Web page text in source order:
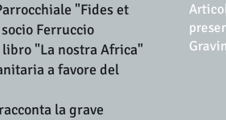
"Fides et
Ferruccio
"La nostra Africa"
a favore del
la grave